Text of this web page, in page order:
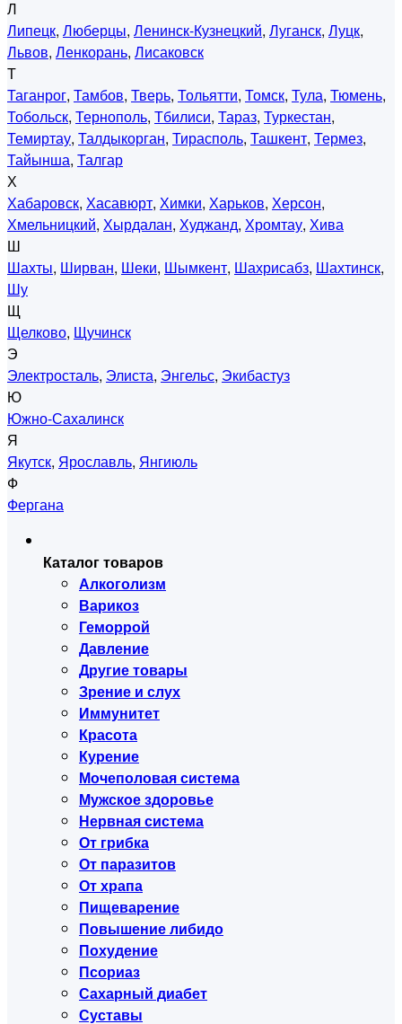
Л
Липецк, Люберцы, Ленинск-Кузнецкий, Луганск, Луцк,
Львов, Ленкорань, Лисаковск
Т
Таганрог, Тамбов, Тверь, Тольятти, Томск, Тула, Тюмень,
Тобольск, Тернополь, Тбилиси, Тараз, Туркестан,
Темиртау, Талдыкорган, Тирасполь, Ташкент, Термез,
Тайынша, Талгар
Х
Хабаровск, Хасавюрт, Химки, Харьков, Херсон,
Хмельницкий, Хырдалан, Худжанд, Хромтау, Хива
Ш
Шахты, Ширван, Шеки, Шымкент, Шахрисабз, Шахтинск,
Шу
Щ
Щелково, Щучинск
Э
Электросталь, Элиста, Энгельс, Экибастуз
Ю
Южно-Сахалинск
Я
Якутск, Ярославль, Янгиюль
Ф
Фергана
Каталог товаров
Алкоголизм
Варикоз
Геморрой
Давление
Другие товары
Зрение и слух
Иммунитет
Красота
Курение
Мочеполовая система
Мужское здоровье
Нервная система
От грибка
От паразитов
От храпа
Пищеварение
Повышение либидо
Похудение
Псориаз
Сахарный диабет
Суставы